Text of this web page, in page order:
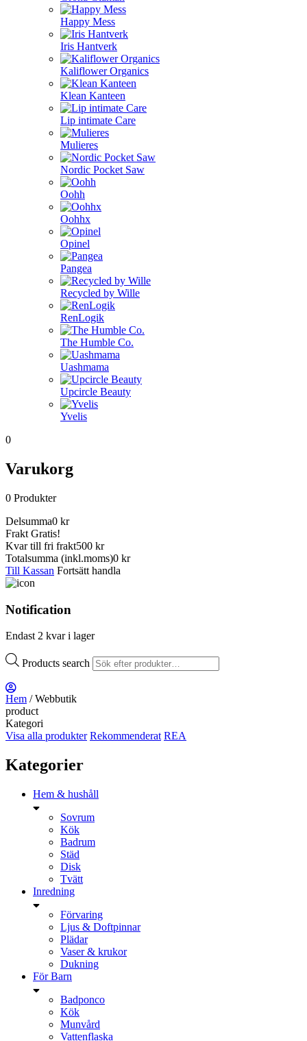
Happy Mess
Iris Hantverk
Kaliflower Organics
Klean Kanteen
Lip intimate Care
Mulieres
Nordic Pocket Saw
Oohh
Oohhx
Opinel
Pangea
Recycled by Wille
RenLogik
The Humble Co.
Uashmama
Upcircle Beauty
Yvelis
0
Varukorg
0 Produkter
Delsumma0 kr
Frakt Gratis!
Kvar till fri frakt500 kr
Totalsumma (inkl.moms)0 kr
Till Kassan Fortsätt handla
Notification
Endast 2 kvar i lager
Products search
Hem / Webbutik
product
Kategori
Visa alla produkter Rekommenderat REA
Kategorier
Hem & hushåll
Sovrum
Kök
Badrum
Städ
Disk
Tvätt
Inredning
Förvaring
Ljus & Doftpinnar
Plädar
Vaser & krukor
Dukning
För Barn
Badponco
Kök
Munvård
Vattenflaska